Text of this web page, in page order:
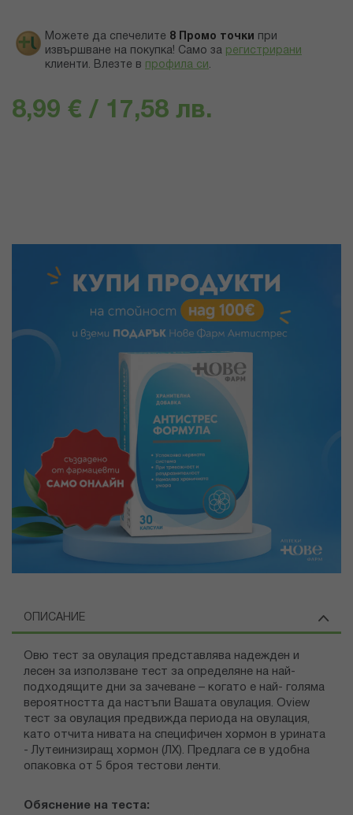
Можете да спечелите 8 Промо точки
при
извършване на покупка! Само за регистрирани
клиенти. Влезте в профила си .
8,99 € / 17,58 лв.
ОПИСАНИЕ
Овю тест за овулация представлява надежден и
лесен за използване тест за определяне на най-
подходящите дни за зачеване – когато е най- голяма
вероятността да настъпи Вашата овулация. Oview
тест за овулация предвижда периода на овулация,
като отчита нивата на специфичен хормон в урината
- Лутеинизиращ хормон (ЛХ). Предлага се в удобна
опаковка от 5 броя тестови ленти.
Обяснение на теста: